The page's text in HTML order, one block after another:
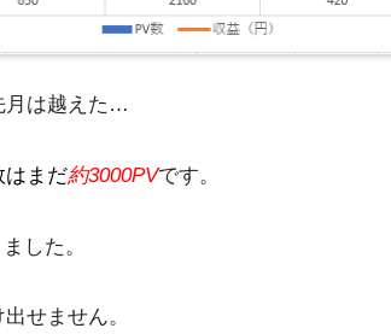
月は越えた…
はまだ約3000PVです。
した。
せません。